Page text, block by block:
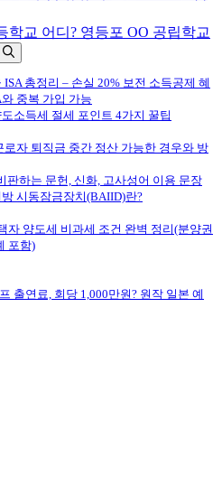
학교 어디? 영등포 OO 공립학교
총정리 – 손실 20% 보전 소득공제 혜
중복 가입 가능
소득세 절세 포인트 4가지 꿀팁
로자 퇴직금 중간 정산 가능한 경우와 방
판하는 문헌, 신화, 고사성어 이용 문장
시동잠금장치(BAIID)란?
자 양도세 비과세 조건 완벽 정리(분양권
포함)
출연료, 회당 1,000만원? 원작 일본 예